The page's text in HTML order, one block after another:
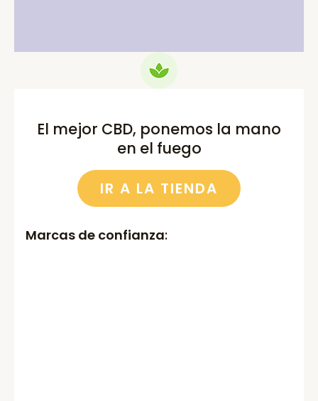
El mejor CBD, ponemos la mano
en el fuego
IR A LA TIENDA
Marcas de confianza: